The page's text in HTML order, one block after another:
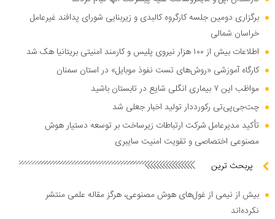
برگزاری دومین جلسه کارگروه کالبدی و زیربنایی شورای پدافند غیرعامل
خراسان شمالی
اطلاعات بیش از ۱۰۰ هزار نیروی پلیس و کارمند امنیتی بریتانیا هک شد
کارگاه آموزشی «روش‌های تست نفوذ موبایل» در استان سمنان
مواظب این ۷ بیماری انگلی شایع در تابستان باشید
چت‌جی‌پی‌تی رکورددار تولید اخبار جعلی شد
تأکید مدیرعامل شرکت ارتباطات زیرساخت بر توسعه دستیار هوش
مصنوعی اختصاصی و تقویت امنیت سایبری
پربحث ترین
بیش از نیمی از غول‌های هوش مصنوعی، هرگز مقاله علمی منتشر
نکرده‌اند